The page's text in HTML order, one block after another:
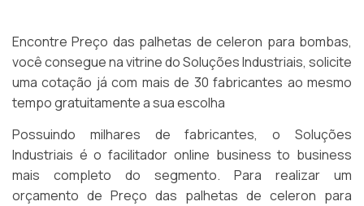
Encontre Preço das palhetas de celeron para bombas,
você consegue na vitrine do Soluções Industriais, solicite
uma cotação já com mais de 30 fabricantes ao mesmo
tempo gratuitamente a sua escolha
Possuindo milhares de fabricantes, o Soluções
Industriais é o facilitador online business to business
mais completo do segmento. Para realizar um
orçamento de Preço das palhetas de celeron para